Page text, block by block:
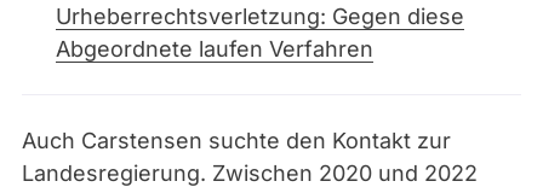
Urheberrechtsverletzung: Gegen diese
Abgeordnete laufen Verfahren
Auch Carstensen suchte den Kontakt zur
Landesregierung. Zwischen 2020 und 2022